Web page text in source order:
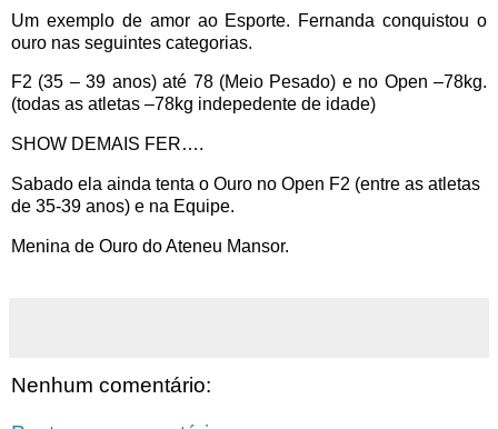
Um exemplo de amor ao Esporte. Fernanda conquistou o
ouro nas seguintes categorias.
F2 (35 – 39 anos) até 78 (Meio Pesado) e no Open –78kg.
(todas as atletas –78kg indepedente de idade)
SHOW DEMAIS FER….
Sabado ela ainda tenta o Ouro no Open F2 (entre as atletas
de 35-39 anos) e na Equipe.
Menina de Ouro do Ateneu Mansor.
Nenhum comentário: